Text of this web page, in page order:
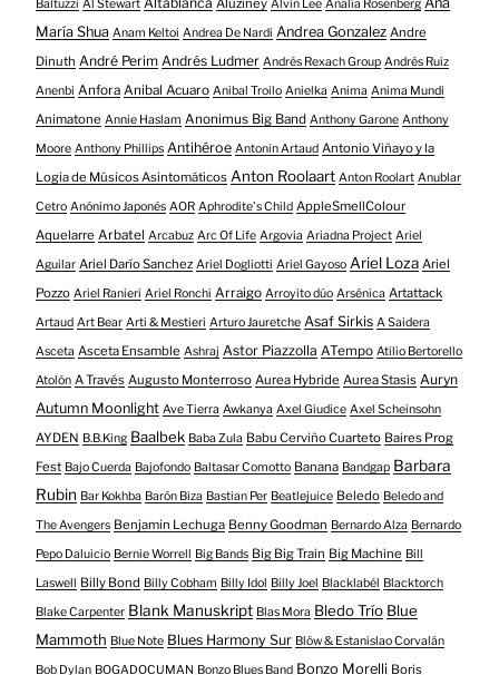
Baltuzzi Al Stewart Alvin Lee Analía Rosenberg
María Shua Anam Keltoi Andrea De Nardi Andrea Gonzalez Andre
Dinuth André Perim Andrés Ludmer Andrés Rexach Group Andrés Ruiz
Anenbi Anfora Anibal Acuaro Anibal Troilo Anielka Anima Anima Mundi
Animatone Annie Haslam Anonimus Big Band Anthony Garone Anthony
Moore Anthony Phillips Antihéroe Antonin Artaud Antonio Viñayo y la
Logia de Músicos Asintomáticos Anton Roolaart Anton Roolart Anublar
Cetro Anónimo Japonés AOR Aphrodite's Child AppleSmellColour
Aquelarre Arbatel Arcabuz Arc Of Life Argovia Ariadna Project Ariel
Aguilar Ariel Darío Sanchez Ariel Dogliotti Ariel Gayoso Ariel Loza Ariel
Pozzo Ariel Ranieri Ariel Ronchi Arraigo Arroyito dúo Arsénica Artattack
Artaud Art Bear Arti & Mestieri Arturo Jauretche Asaf Sirkis A Saidera
Asceta Asceta Ensamble Ashraj Astor Piazzolla ATempo Atilio Bertorello
Atolón A Través Augusto Monterroso Aurea Hybride Aurea Stasis Auryn
Autumn Moonlight Ave Tierra Awkanya Axel Giudice Axel Scheinsohn
AYDEN B.B.King Baalbek Baba Zula Babu Cerviño Cuarteto Baires Prog
Fest Bajo Cuerda Bajofondo Baltasar Comotto Banana Bandgap Barbara
Rubin Bar Kokhba Barón Biza Bastian Per Beatlejuice Beledo Beledo and
The Avengers Benjamin Lechuga Benny Goodman Bernardo Alza Bernardo
Pepo Daluicio Bernie Worrell Big Bands Big Big Train Big Machine Bill
Laswell Billy Bond Billy Cobham Billy Idol Billy Joel Blacklabél Blacktorch
Blake Carpenter Blank Manuskript Blas Mora Bledo Trío Blue
Mammoth Blue Note Blues Harmony Sur Blöw & Estanislao Corvalán
Bob Dylan BOGADOCUMAN Bonzo Blues Band Bonzo Morelli Boris